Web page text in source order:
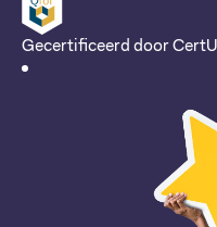
Gecertificeerd door